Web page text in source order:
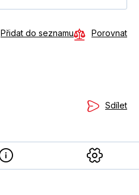
Přidat do seznamu Porovnat
Sdílet